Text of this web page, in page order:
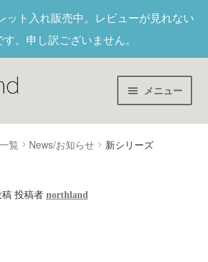
ット入れ販売中。レビューが見れない
。申し訳ございません。
メニュー
覧 News/お知らせ 新シリーズ
稿 投稿者 northland